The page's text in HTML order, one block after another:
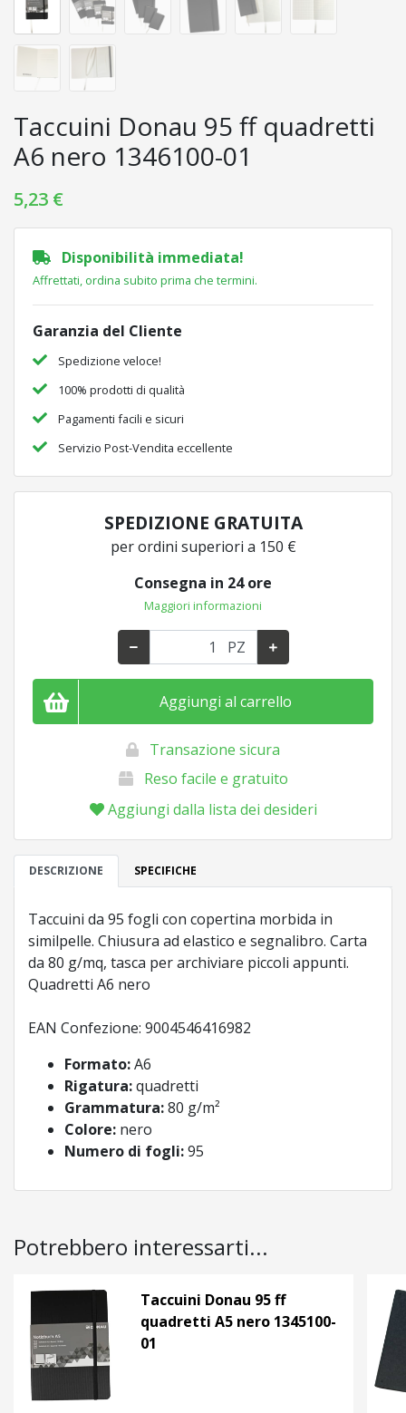
LOGIN
Taccuini Donau 95 ff quadretti
A6 nero 1346100-01
5,23 €
Disponibilità immediata!
Affrettati, ordina subito prima che termini.
Garanzia del Cliente
Spedizione veloce!
100% prodotti di qualità
Pagamenti facili e sicuri
Servizio Post-Vendita eccellente
SPEDIZIONE GRATUITA
per ordini superiori a 150 €
Consegna in 24 ore
Maggiori informazioni
PZ
Aggiungi al carrello
Transazione sicura
Reso facile e gratuito
Aggiungi dalla lista dei desideri
DESCRIZIONE SPECIFICHE
Taccuini da 95 fogli con copertina morbida in
similpelle. Chiusura ad elastico e segnalibro. Carta
da 80 g/mq, tasca per archiviare piccoli appunti.
Quadretti A6 nero
EAN Confezione: 9004546416982
Formato:A6
Rigatura:quadretti
Grammatura:80 g/m²
Colore: nero
Numero di fogli:95
Potrebbero interessarti...
Taccuini Donau 95 ff
quadretti A5 nero 1345100-
01